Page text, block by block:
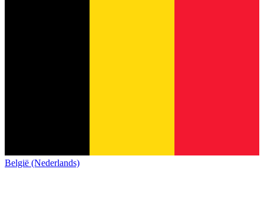
België (Nederlands)